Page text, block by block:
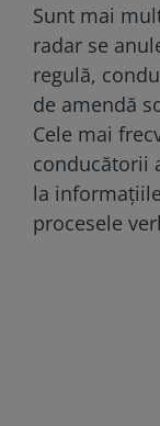
Sunt mai
radar se
regulă,
de amendă
Cele mai
conducătorii
la
procesele